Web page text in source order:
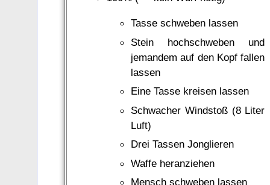
Tasse schweben lassen
Stein hochschweben und
jemandem auf den Kopf fallen
lassen
Eine Tasse kreisen lassen
Schwacher Windstoß (8 Liter
Luft)
Drei Tassen Jonglieren
Waffe heranziehen
Mensch schweben lassen